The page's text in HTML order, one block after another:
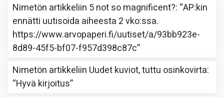
Nimetön artikkeliin 5 not so magnificent?: “AP:kin
ennätti uutisoida aiheesta 2 vko:ssa.
https://www.arvopaperi.fi/uutiset/a/93bb923e-
8d89-45f5-bf07-f957d398c87c”
Nimetön artikkeliin Uudet kuviot, tuttu osinkovirta:
“Hyvä kirjoitus”